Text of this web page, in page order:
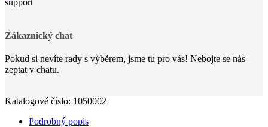
Zákaznický chat
Pokud si nevíte rady s výběrem, jsme tu pro vás! Nebojte se nás
zeptat v chatu.
Katalogové číslo: 1050002
Podrobný popis